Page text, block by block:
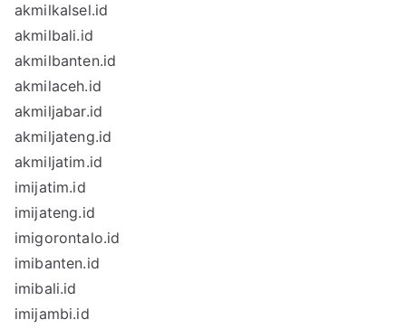
akmilkalsel.id
akmilbali.id
akmilbanten.id
akmilaceh.id
akmiljabar.id
akmiljateng.id
akmiljatim.id
imijatim.id
imijateng.id
imigorontalo.id
imibanten.id
imibali.id
imijambi.id